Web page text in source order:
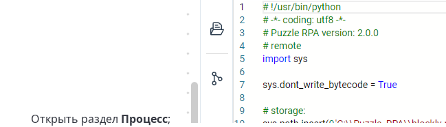
Открыть раздел Процесс;